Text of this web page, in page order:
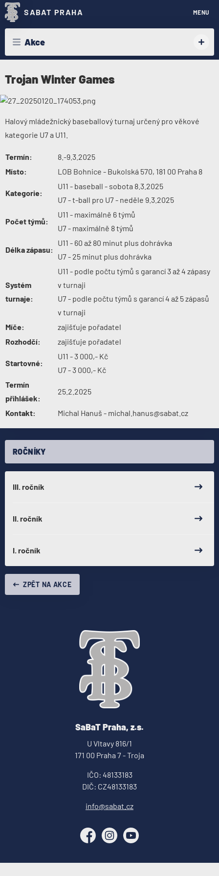
SABAT PRAHA MENU
Akce
Trojan Winter Games
Halový mládežnický baseballový turnaj určený pro věkové
kategorie U7 a U11.
Termín:
8.-9.3.2025
Místo:
LOB Bohnice - Bukolská 570, 181 00 Praha 8
Kategorie:
U11 - baseball - sobota 8.3.2025
U7 - t-ball pro U7 - neděle 9.3.2025
Počet týmů:
U11 - maximálně 6 týmů
U7 - maximálně 8 týmů
Délka zápasu:
U11 - 60 až 80 minut plus dohrávka
U7 - 25 minut plus dohrávka
Systém
turnaje:
U11 - podle počtu týmů s garancí 3 až 4 zápasy
v turnaji
U7 - podle počtu týmů s garancí 4 až 5 zápasů
v turnaji
Míče:
zajišťuje pořadatel
Rozhodčí:
zajišťuje pořadatel
Startovné:
U11 - 3 000,- Kč
U7 - 3 000,- Kč
Termín
přihlášek:
25.2.2025
Kontakt: Michal Hanuš - michal.hanus@sabat.cz
ROČNÍKY
III. ročník
II. ročník
I. ročník
ZPĚT NA AKCE
SaBaT Praha, z.s.
U Vltavy 816/1
171 00 Praha 7 - Troja
IČO: 48133183
DIČ: CZ48133183
info@sabat.cz
FacebookInstagramYouTube